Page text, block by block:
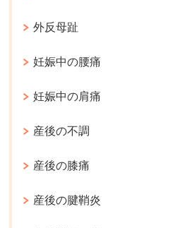
外反母趾
妊娠中の腰痛
妊娠中の肩痛
産後の不調
産後の膝痛
産後の腱鞘炎